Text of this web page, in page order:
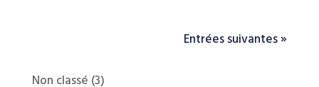
Entrées suivantes »
Non classé 33